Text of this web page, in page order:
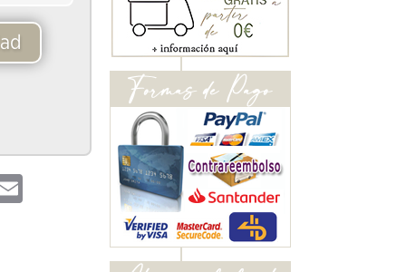
Email